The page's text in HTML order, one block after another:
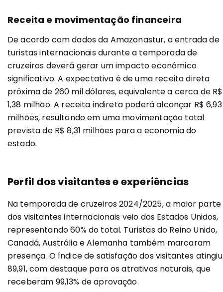
Receita e movimentação financeira
De acordo com dados da Amazonastur, a entrada de
turistas internacionais durante a temporada de
cruzeiros deverá gerar um impacto econômico
significativo. A expectativa é de uma receita direta
próxima de 260 mil dólares, equivalente a cerca de R$
1,38 milhão. A receita indireta poderá alcançar R$ 6,93
milhões, resultando em uma movimentação total
prevista de R$ 8,31 milhões para a economia do
estado.
Perfil dos visitantes e experiências
Na temporada de cruzeiros 2024/2025, a maior parte
dos visitantes internacionais veio dos Estados Unidos,
representando 60% do total. Turistas do Reino Unido,
Canadá, Austrália e Alemanha também marcaram
presença. O índice de satisfação dos visitantes atingiu
89,91, com destaque para os atrativos naturais, que
receberam 99,13% de aprovação.